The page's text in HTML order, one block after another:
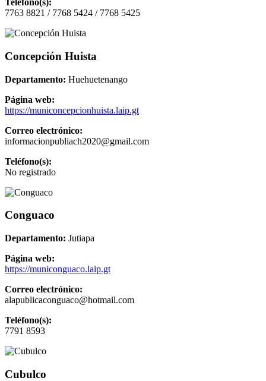
Teléfono(s):
7763 8821 / 7768 5424 / 7768 5425
Concepción Huista
Departamento: Huehuetenango
Página web:
https://municoncepcionhuista.laip.gt
Correo electrónico:
informacionpubliach2020@gmail.com
Teléfono(s):
No registrado
Conguaco
Departamento: Jutiapa
Página web:
https://municonguaco.laip.gt
Correo electrónico:
alapublicaconguaco@hotmail.com
Teléfono(s):
7791 8593
Cubulco